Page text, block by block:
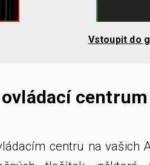
Vstoupit do
centrum
centru na vašich